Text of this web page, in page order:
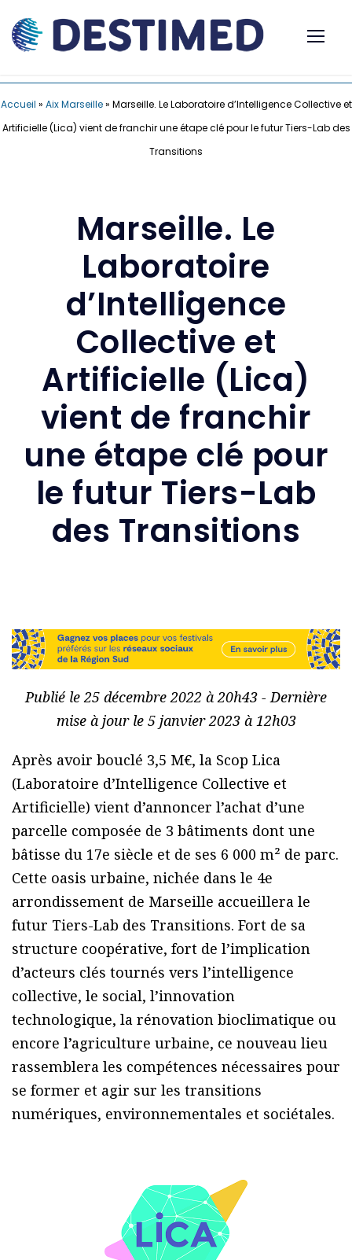
Accueil » Aix Marseille» Marseille. Le Laboratoire d’Intelligence Collective et
Artificielle (Lica) vient de franchir une étape clé pour le futur Tiers-Lab des
Transitions
Marseille. Le
Laboratoire
d’Intelligence
Collective et
Artificielle (Lica)
vient de franchir
une étape clé pour
le futur Tiers-Lab
des Transitions
Publié le 25 décembre 2022 à 20h43 - Dernière
mise à jour le 5 janvier 2023 à 12h03
Après avoir bouclé 3,5 M€, la Scop Lica
(Laboratoire d’Intelligence Collective et
Artificielle) vient d’annoncer l’achat d’une
parcelle composée de 3 bâtiments dont une
bâtisse du 17e siècle et de ses 6 000 m² de parc.
Cette oasis urbaine, nichée dans le 4e
arrondissement de Marseille accueillera le
futur Tiers-Lab des Transitions. Fort de sa
structure coopérative, fort de l’implication
d’acteurs clés tournés vers l’intelligence
collective, le social, l’innovation
technologique, la rénovation bioclimatique ou
encore l’agriculture urbaine, ce nouveau lieu
rassemblera les compétences nécessaires pour
se former et agir sur les transitions
numériques, environnementales et sociétales.